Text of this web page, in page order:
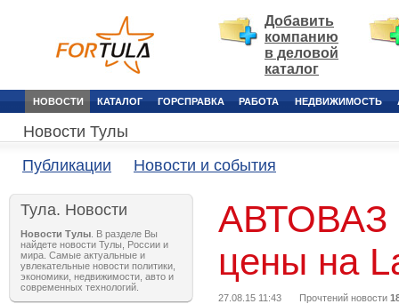
Добавить
компанию
в деловой
каталог
НОВОСТИ КАТАЛОГ ГОРСПРАВКА РАБОТА НЕДВИЖИМОСТЬ
Новости Тулы
Публикации
Новости и события
Тула. Новости
Новости Тулы . В разделе Вы
найдете новости Тулы, России и
мира. Самые актуальные и
увлекательные новости политики,
экономики, недвижимости, авто и
современных технологий.
АВТОВАЗ
цены на
27.08.15 11:43 Прочтений новости